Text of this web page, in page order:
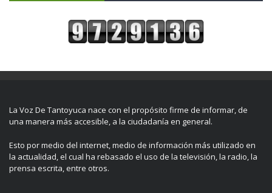
La Voz De Tantoyuca nace con el propósito firme de informar, de
una manera más accesible, a la ciudadanía en general.
Esto por medio del internet, medio de información más utilizado en
la actualidad, el cual ha rebasado el uso de la televisión, la radio, la
prensa escrita, entre otros.